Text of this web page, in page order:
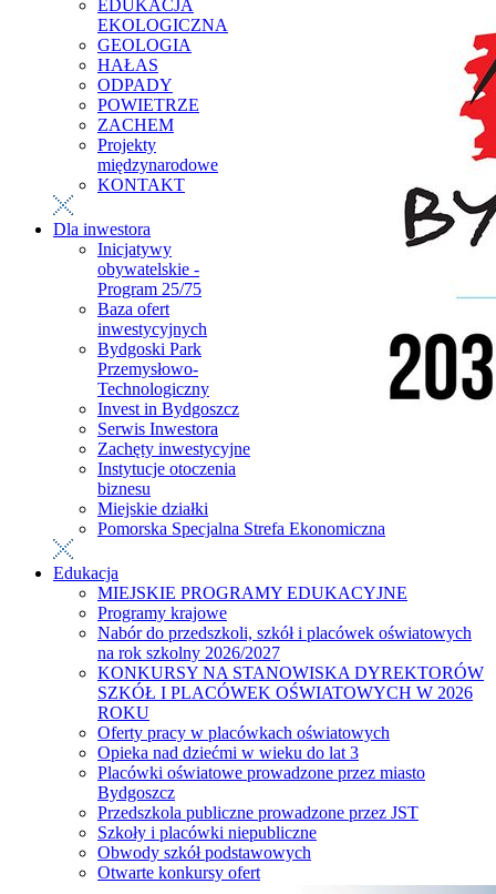
EDUKACJA
EKOLOGICZNA
GEOLOGIA
HAŁAS
ODPADY
POWIETRZE
ZACHEM
Projekty
międzynarodowe
KONTAKT
Dla inwestora
Inicjatywy
obywatelskie -
Program 25/75
Baza ofert
inwestycyjnych
Bydgoski Park
Przemysłowo-
Technologiczny
Invest in Bydgoszcz
Serwis Inwestora
Zachęty inwestycyjne
Instytucje otoczenia
biznesu
Miejskie działki
Pomorska Specjalna Strefa Ekonomiczna
Edukacja
MIEJSKIE PROGRAMY EDUKACYJNE
Programy krajowe
Nabór do przedszkoli, szkół i placówek oświatowych
na rok szkolny 2026/2027
KONKURSY NA STANOWISKA DYREKTORÓW
SZKÓŁ I PLACÓWEK OŚWIATOWYCH W 2026
ROKU
Oferty pracy w placówkach oświatowych
Opieka nad dziećmi w wieku do lat 3
Placówki oświatowe prowadzone przez miasto
Bydgoszcz
Przedszkola publiczne prowadzone przez JST
Szkoły i placówki niepubliczne
Obwody szkół podstawowych
Otwarte konkursy ofert